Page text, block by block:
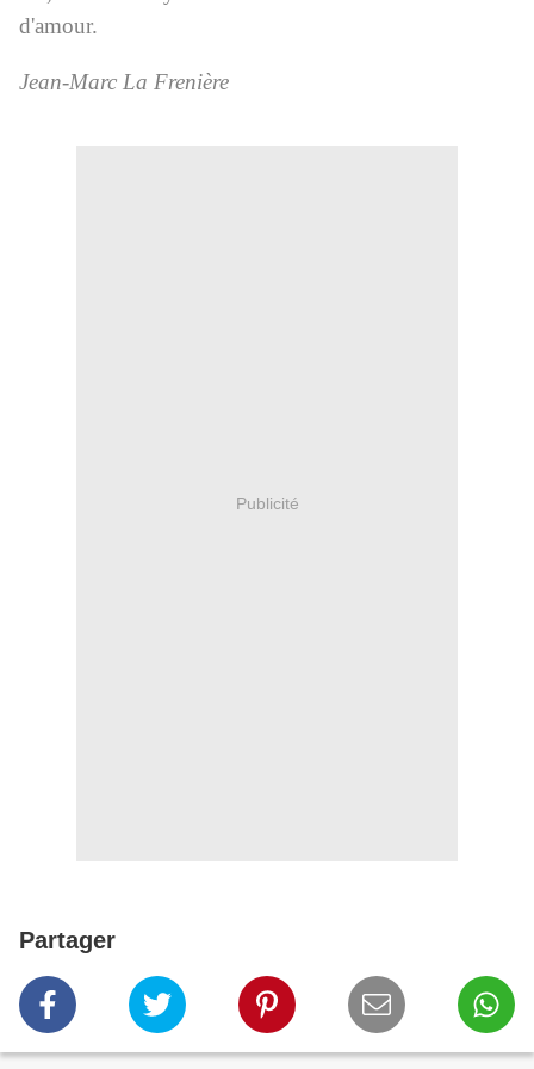
d'amour.
Jean-Marc La Frenière
Publicité
Partager